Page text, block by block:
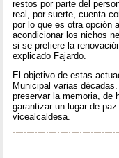
restos por parte del
real, por suerte, cuenta
por lo que es otra opción
acondicionar los nichos
si se prefiere la
explicado Fajardo.
El objetivo de estas
Municipal varias
preservar la memoria, de
garantizar un lugar de
vicealcaldesa.